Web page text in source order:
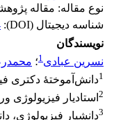
نوع مقاله: مقاله
شناسه دیجیتال (DOI):
نویسندگان
نسرین عبادی1؛
1دانش‌آموختۀ دکتری
2 استادیار فیزیولوژی
3دانشیار فیزیولوژی،